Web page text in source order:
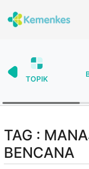
TOPIK
TAG :
BENCANA